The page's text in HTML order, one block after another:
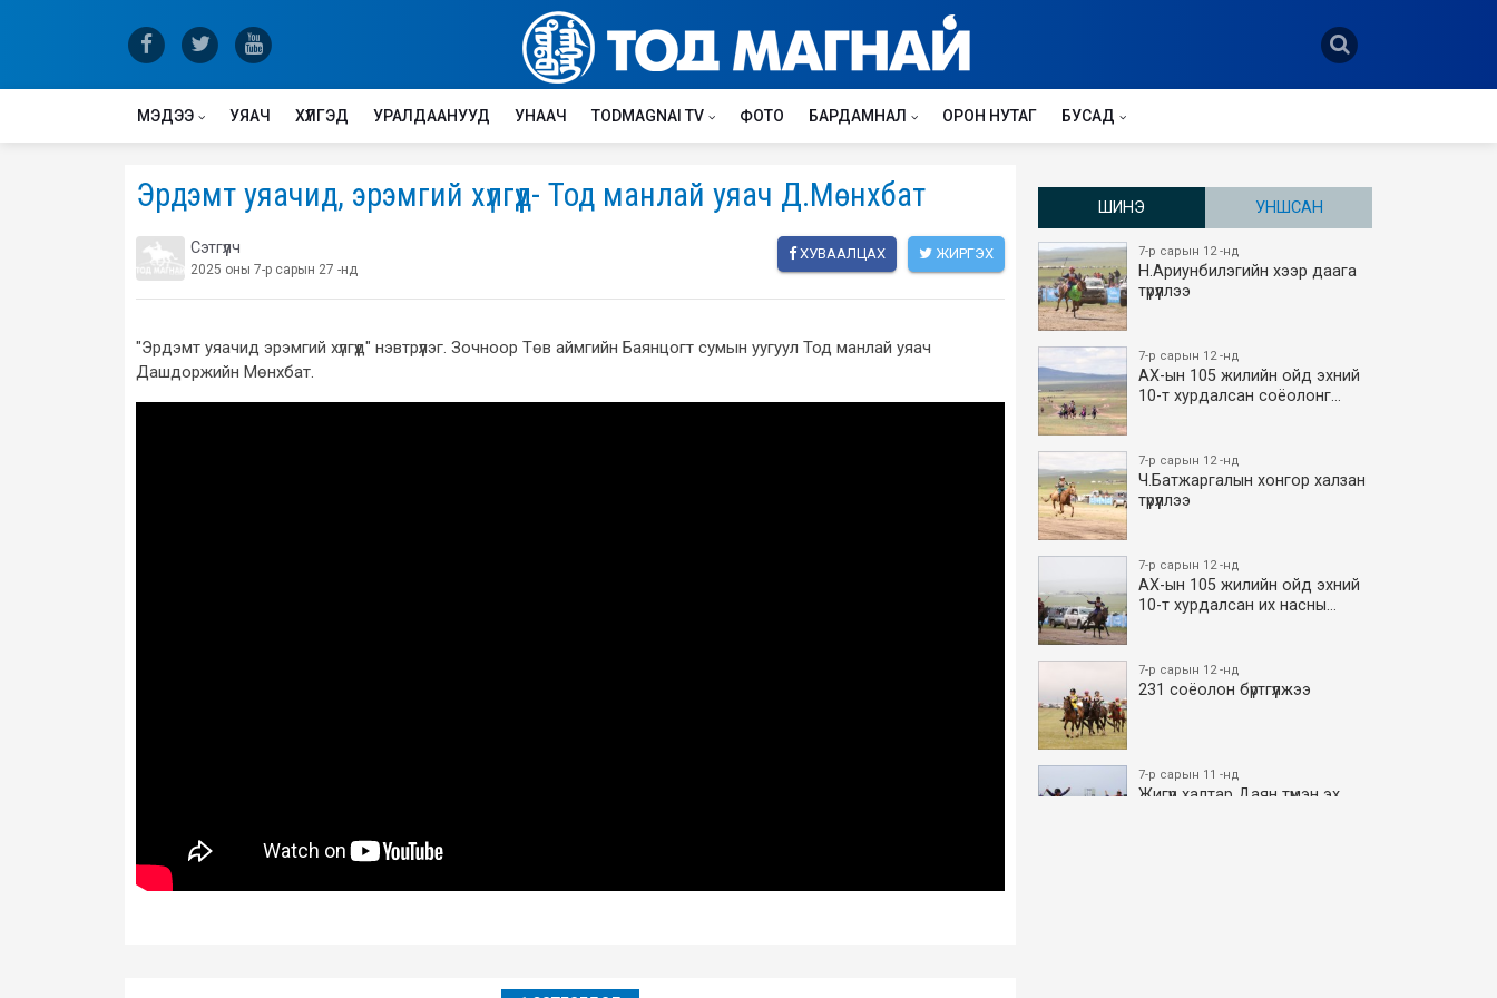
МЭДЭЭ УЯАЧ ХҮЛГЭД УРАЛДААНУУД УНААЧ TODMAGNAI TV ФОТО БАРДАМНАЛ ОРОН НУТАГ БУСАД
Эрдэмт уяачид, эрэмгий хүлгүүд- Тод манлай уяач Д.Мөнхбат
Сэтгүүлч
2025 оны 7-р сарын 27 -нд
ХУВААЛЦАХ ЖИРГЭХ
"Эрдэмт уяачид эрэмгий хүлгүүд" нэвтрүүлэг. Зочноор Төв аймгийн Баянцогт сумын уугуул Тод манлай уяач
Дашдоржийн Мөнхбат.
ШИНЭ УНШСАН
7-р сарын 12 -нд
Н.Ариунбилэгийн хээр даага
түрүүллээ
7-р сарын 12 -нд
АХ-ын 105 жилийн ойд эхний
10-т хурдалсан соёолонг…
7-р сарын 12 -нд
Ч.Батжаргалын хонгор халзан
түрүүллээ
7-р сарын 12 -нд
АХ-ын 105 жилийн ойд эхний
10-т хурдалсан их насны…
7-р сарын 12 -нд
231 соёолон бүртгүүлжээ
7-р сарын 11 -нд
Жигүүр халтар Даян түмэн эх